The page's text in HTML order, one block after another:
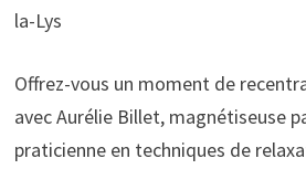
la-Lys
Offrez-vous un moment de
avec Aurélie Billet, magnétiseuse
praticienne en techniques de